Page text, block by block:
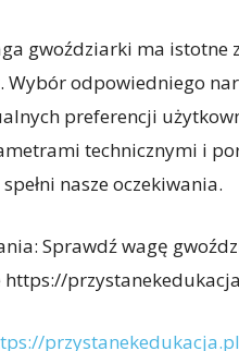
gwoździarki ma istotne
Wybór odpowiedniego
preferencji
technicznymi i
nasze oczekiwania.
Sprawdź wagę
https://